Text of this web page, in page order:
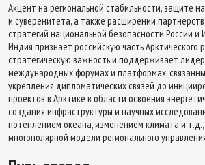
Акцент на региональной стабильности, защите
и суверенитета, а также расширении
стратегий национальной безопасности России и
Индия признает российскую часть Арктического
стратегическую важность и поддерживает
международных форумах и платформах,
укрепления дипломатических связей до
проектов в Арктике в области освоения
создания инфраструктуры и научных
потеплением океана, изменением климата и
многополярной модели регионального